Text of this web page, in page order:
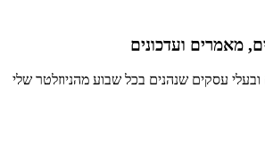
מאמרים ועדכונים
עסקים שנהנים בכל שבוע מהניוזלטר שלי